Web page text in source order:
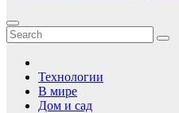
Технологии
В мире
Дом и сад